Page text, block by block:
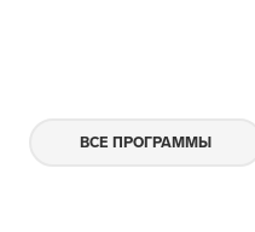
ВСЕ ПРОГРАММЫ